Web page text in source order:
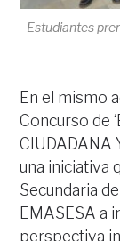
Estudiantes
En el mismo
Concurso de
CIUDADANA
una iniciativa
Secundaria
EMASESA a
perspectiva